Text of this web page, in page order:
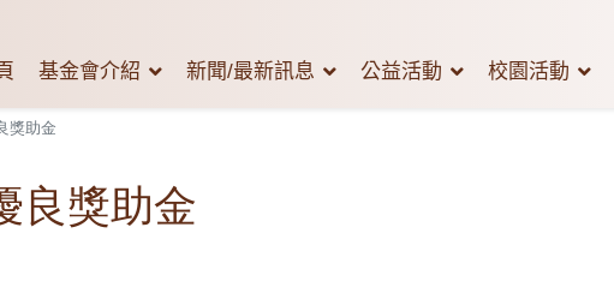
基金會介紹 新聞/最新訊息 公益活動 校園活動
獎助金
良獎助金